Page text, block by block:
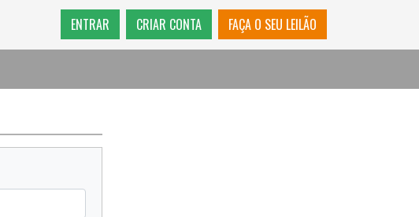
ENTRAR CRIAR CONTA FAÇA O SEU LEILÃO